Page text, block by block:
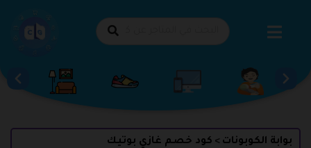
بوابة الكوبونات > كود خصم غازي بوتيك